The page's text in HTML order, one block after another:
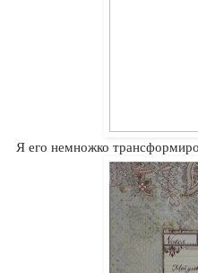
Я его немножко